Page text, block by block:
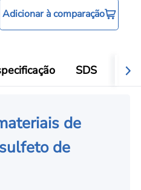
Adicionar à comparação
SDS
de
de